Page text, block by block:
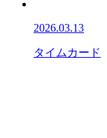
2026.03.13
タイムカード